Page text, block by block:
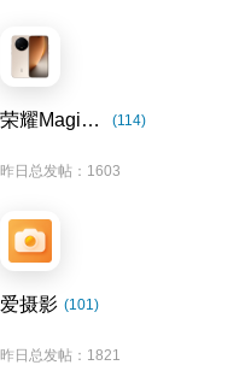
荣耀Magic8系列 (114)
昨日总发帖：1603
爱摄影 (101)
昨日总发帖：1821